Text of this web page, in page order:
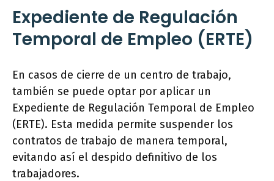
Expediente de Regulación
Temporal de Empleo (ERTE)
En casos de cierre de un centro de trabajo,
también se puede optar por aplicar un
Expediente de Regulación Temporal de Empleo
(ERTE). Esta medida permite suspender los
contratos de trabajo de manera temporal,
evitando así el despido definitivo de los
trabajadores.